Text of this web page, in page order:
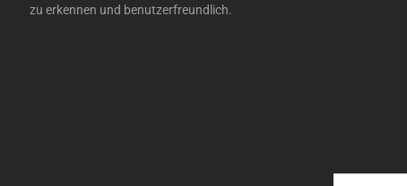
zu erkennen und benutzerfreundlich.